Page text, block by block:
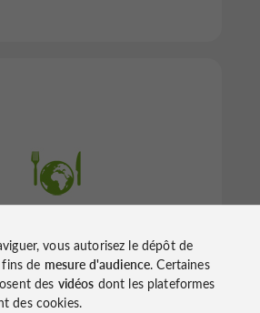
La Trattoria
vous autorisez le dépôt de
de mesure d'audience. Certaines
des vidéos dont les plateformes
des cookies.